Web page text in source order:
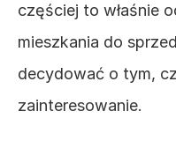
częściej to właśnie
mieszkania do
decydować o tym,
zainteresowanie.